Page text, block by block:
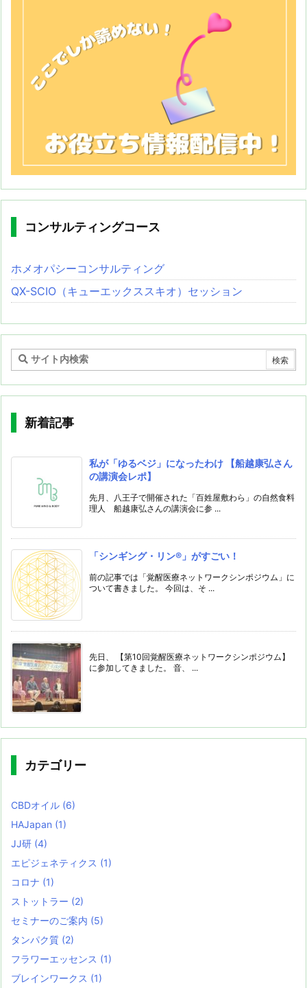
コンサルティングコース
ホメオパシーコンサルティング
QX-SCIO（キューエックススキオ）セッション
新着記事
私が「ゆるベジ」になったわけ 【船越康弘さん
の講演会レポ】
先月、八王子で開催された「百姓屋敷わら」の自然食料
理人 船越康弘さんの講演会に参 ...
「シンギング・リン®️」がすごい！
前の記事では「覚醒医療ネットワークシンポジウム」に
ついて書きました。 今回は、そ ...
先日、 【第10回覚醒医療ネットワークシンポジウム】
に参加してきました。 音、 ...
カテゴリー
CBDオイル (6)
HAJapan (1)
JJ研 (4)
エピジェネティクス (1)
コロナ (1)
ストットラー (2)
セミナーのご案内 (5)
タンパク質 (2)
フラワーエッセンス (1)
ブレインワークス (1)